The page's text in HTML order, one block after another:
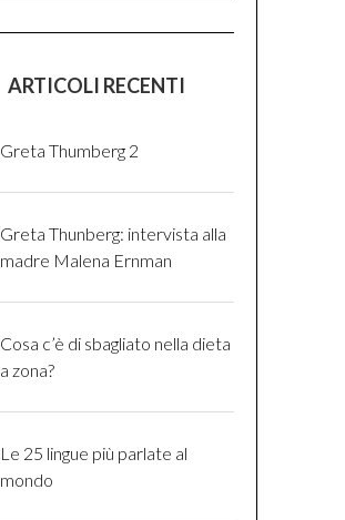
ARTICOLI RECENTI
Greta Thumberg 2
Greta Thunberg: intervista alla
madre Malena Ernman
Cosa c’è di sbagliato nella dieta
a zona?
Le 25 lingue più parlate al
mondo